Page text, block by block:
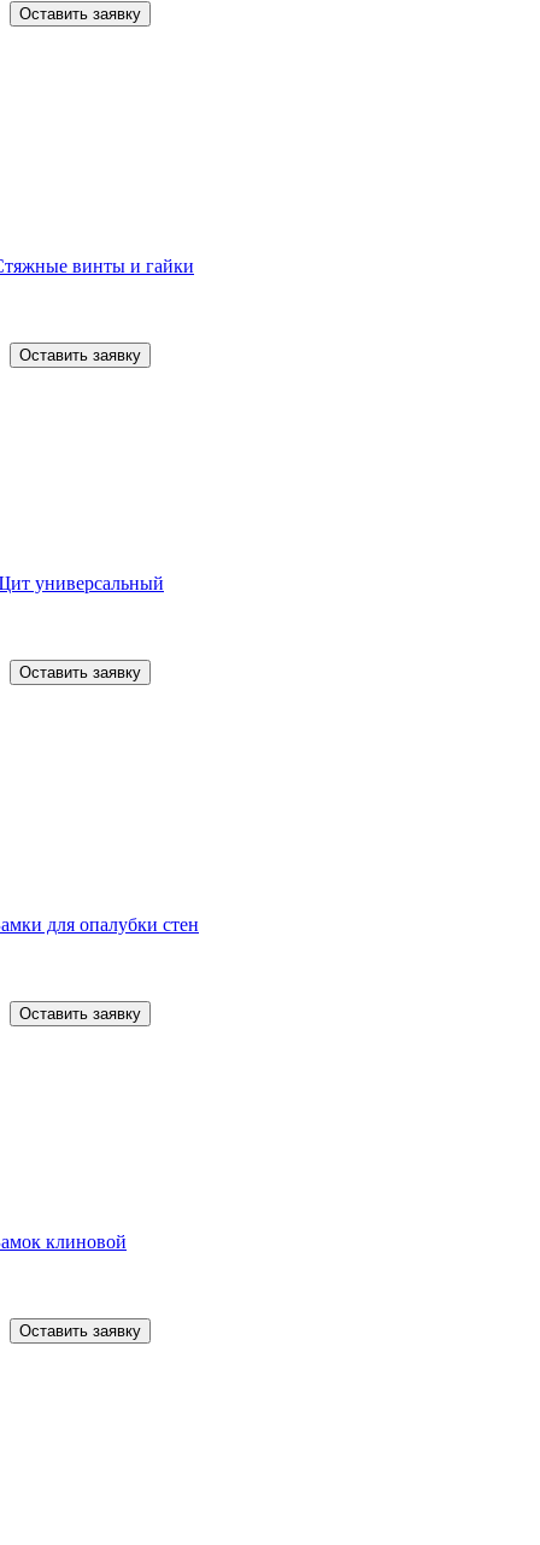
Оставить заявку
винты и гайки
Оставить заявку
универсальный
Оставить заявку
для опалубки стен
Оставить заявку
клиновой
Оставить заявку